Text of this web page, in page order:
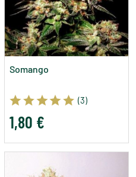
Somango
(3)
1,80 €